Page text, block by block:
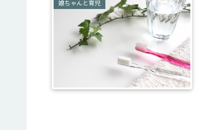
娘ちゃんと育児